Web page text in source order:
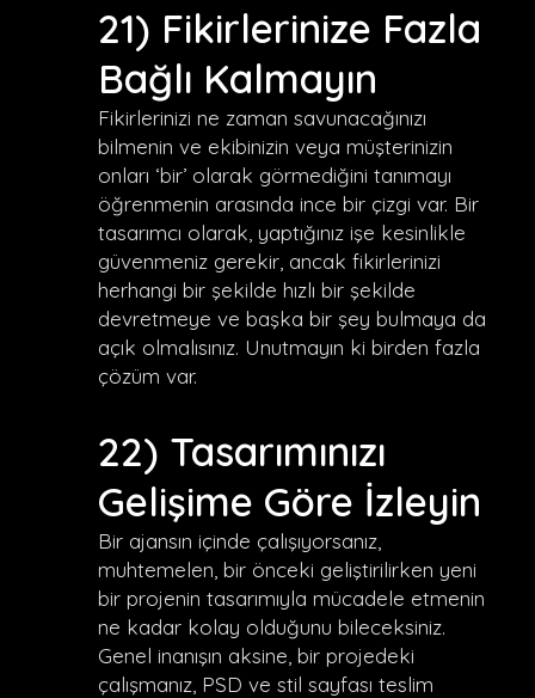
21) Fikirlerinize Fazla
Bağlı Kalmayın
Fikirlerinizi ne zaman savunacağınızı
bilmenin ve ekibinizin veya müşterinizin
onları ‘bir’ olarak görmediğini tanımayı
öğrenmenin arasında ince bir çizgi var. Bir
tasarımcı olarak, yaptığınız işe kesinlikle
güvenmeniz gerekir, ancak fikirlerinizi
herhangi bir şekilde hızlı bir şekilde
devretmeye ve başka bir şey bulmaya da
açık olmalısınız. Unutmayın ki birden fazla
çözüm var.
22) Tasarımınızı
Gelişime Göre İzleyin
Bir ajansın içinde çalışıyorsanız,
muhtemelen, bir önceki geliştirilirken yeni
bir projenin tasarımıyla mücadele etmenin
ne kadar kolay olduğunu bileceksiniz.
Genel inanışın aksine, bir projedeki
çalışmanız, PSD ve stil sayfası teslim